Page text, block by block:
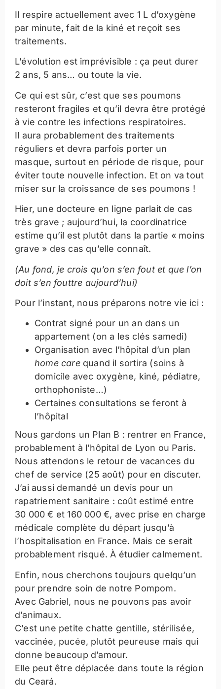
Il respire actuellement avec 1 L d’oxygène
par minute, fait de la kiné et reçoit ses
traitements.
L’évolution est imprévisible : ça peut durer
2 ans, 5 ans… ou toute la vie.
Ce qui est sûr, c’est que ses poumons
resteront fragiles et qu’il devra être protégé
à vie contre les infections respiratoires.
Il aura probablement des traitements
réguliers et devra parfois porter un
masque, surtout en période de risque, pour
éviter toute nouvelle infection. Et on va tout
miser sur la croissance de ses poumons !
Hier, une docteure en ligne parlait de cas
très grave ; aujourd’hui, la coordinatrice
estime qu’il est plutôt dans la partie « moins
grave » des cas qu’elle connaît.
(Au fond, je crois qu’on s’en fout et que l’on
doit s’en fouttre aujourd’hui)
Pour l’instant, nous préparons notre vie ici :
Contrat signé pour un an dans un
appartement (on a les clés samedi)
Organisation avec l’hôpital d’un plan
home carequand il sortira (soins à
domicile avec oxygène, kiné, pédiatre,
orthophoniste…)
Certaines consultations se feront à
l’hôpital
Nous gardons un Plan B : rentrer en France,
probablement à l’hôpital de Lyon ou Paris.
Nous attendons le retour de vacances du
chef de service (25 août) pour en discuter.
J’ai aussi demandé un devis pour un
rapatriement sanitaire : coût estimé entre
30 000 € et 160 000 €, avec prise en charge
médicale complète du départ jusqu’à
l’hospitalisation en France. Mais ce serait
probablement risqué. À étudier calmement.
Enfin, nous cherchons toujours quelqu’un
pour prendre soin de notre Pompom.
Avec Gabriel, nous ne pouvons pas avoir
d’animaux.
C’est une petite chatte gentille, stérilisée,
vaccinée, pucée, plutôt peureuse mais qui
donne beaucoup d’amour.
Elle peut être déplacée dans toute la région
du Ceará.